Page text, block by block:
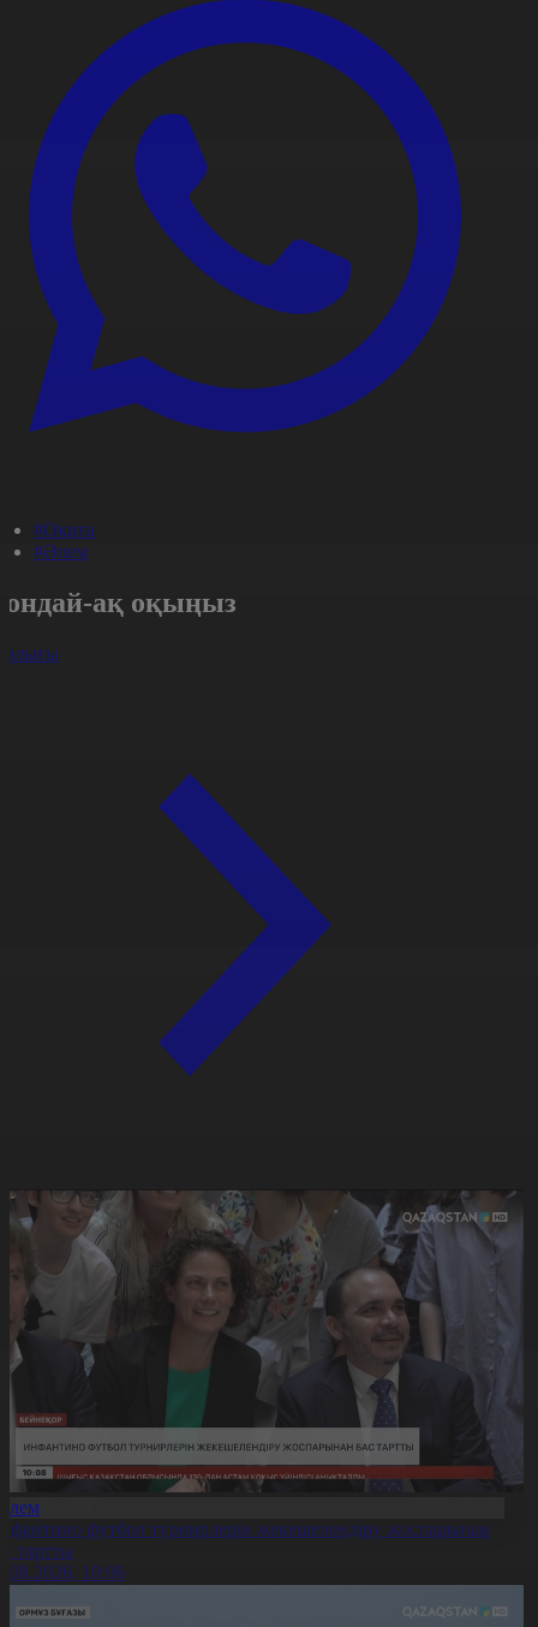
#Оқиға
#Әлем
ақ оқыңыз
футбол турнирлерін жекешелендіру жоспарынан
тартты
10:06